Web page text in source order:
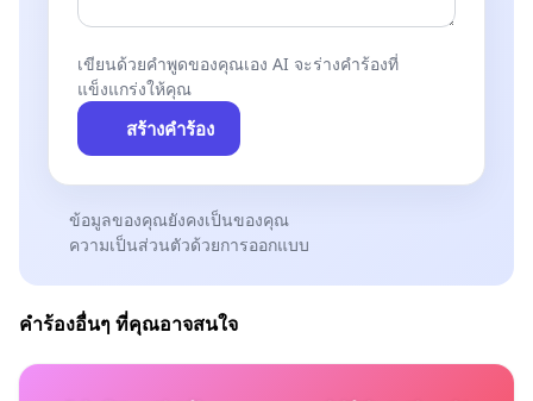
เขียนด้วยคำพูดของคุณเอง AI จะร่างคำร้องที่
แข็งแกร่งให้คุณ
สร้างคำร้อง
ข้อมูลของคุณยังคงเป็นของคุณ
ความเป็นส่วนตัวด้วยการออกแบบ
คำร้องอื่นๆ ที่คุณอาจสนใจ